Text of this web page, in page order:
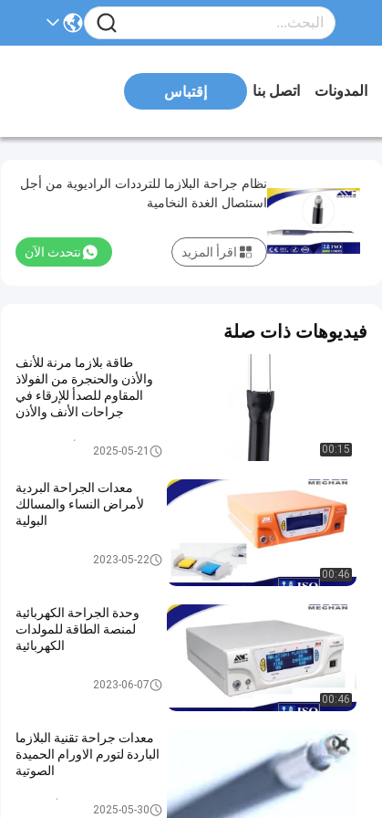
المدونات اتصل بنا إقتباس
نظام جراحة البلازما للترددات الراديوية من أجل
استئصال الغدة النخامية
نتحدث الآن اقرأ المزيد
فيديوهات ذات صلة
00:15
طاقة بلازما مرنة للأنف
والأذن والحنجرة من الفولاذ
المقاوم للصدأ للإرقاء في
جراحات الأنف والأذن
التحقيق في الأنف والحنجرة
2025-05-21
00:46
معدات الجراحة البردية
لأمراض النساء والمسالك
البولية
جهاز البلازما الجراحي2023-05-22
00:46
وحدة الجراحة الكهربائية
لمنصة الطاقة للمولدات
الكهربائية
جهاز البلازما الجراحي2023-06-07
معدات جراحة تقنية البلازما
الباردة لتورم الاورام الحميدة
الصوتية
التحقيق أداة الصك2025-05-30